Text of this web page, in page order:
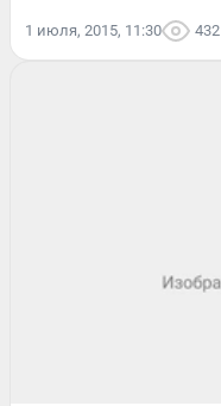
1 июля, 2015, 11:30 432